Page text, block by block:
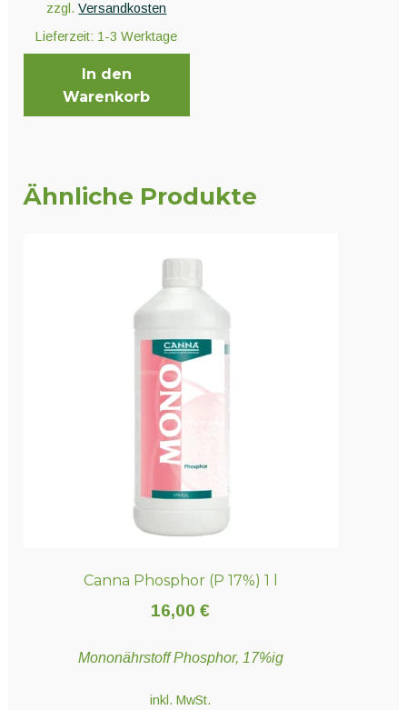
zzgl.Versandkosten
Lieferzeit: 1-3 Werktage
In den
Warenkorb
Ähnliche Produkte
Canna Phosphor (P 17%) 1 l
16,00€
Mononährstoff Phosphor, 17%ig
inkl. MwSt.